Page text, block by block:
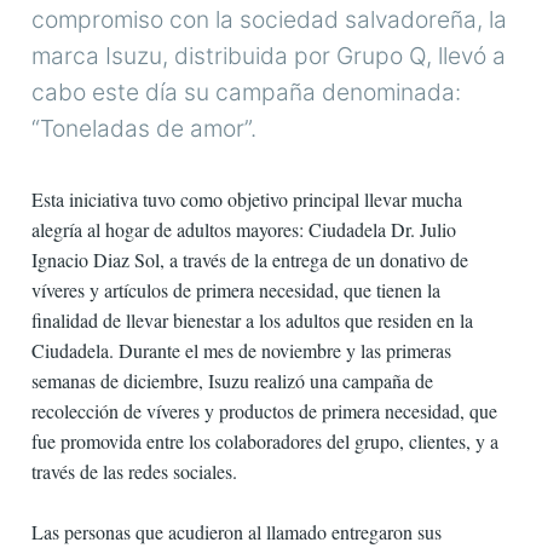
compromiso con la sociedad salvadoreña, la
marca Isuzu, distribuida por Grupo Q, llevó a
cabo este día su campaña denominada:
“Toneladas de amor”.
Esta iniciativa tuvo como objetivo principal llevar mucha
alegría al hogar de adultos mayores: Ciudadela Dr. Julio
Ignacio Diaz Sol, a través de la entrega de un donativo de
víveres y artículos de primera necesidad, que tienen la
finalidad de llevar bienestar a los adultos que residen en la
Ciudadela. Durante el mes de noviembre y las primeras
semanas de diciembre, Isuzu realizó una campaña de
recolección de víveres y productos de primera necesidad, que
fue promovida entre los colaboradores del grupo, clientes, y a
través de las redes sociales.
Las personas que acudieron al llamado entregaron sus